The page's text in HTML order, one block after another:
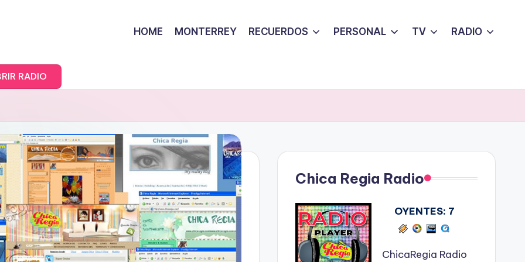
HOME MONTERREY RECUERDOS PERSONAL TV RADIO
RADIO
Chica Regia Radio
OYENTES: 7
ChicaRegia Radio